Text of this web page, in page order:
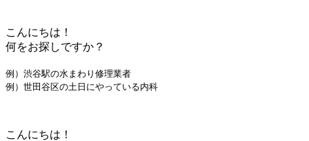
こんにちは！
何をお探しですか？
例）渋谷駅の水まわり修理業者
例）世田谷区の土日にやっている内科
こんにちは！